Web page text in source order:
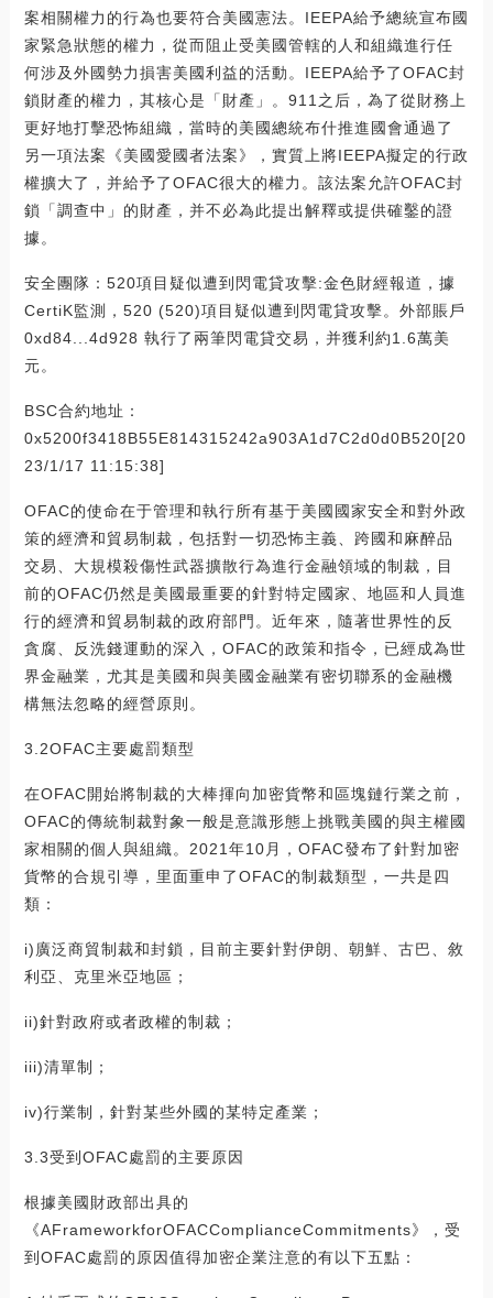
案相關權力的行為也要符合美國憲法。IEEPA給予總統宣布國
家緊急狀態的權力，從而阻止受美國管轄的人和組織進行任
何涉及外國勢力損害美國利益的活動。IEEPA給予了OFAC封
鎖財產的權力，其核心是「財產」。911之后，為了從財務上
更好地打擊恐怖組織，當時的美國總統布什推進國會通過了
另一項法案《美國愛國者法案》，實質上將IEEPA擬定的行政
權擴大了，并給予了OFAC很大的權力。該法案允許OFAC封
鎖「調查中」的財產，并不必為此提出解釋或提供確鑿的證
據。
安全團隊：520項目疑似遭到閃電貸攻擊:金色財經報道，據
CertiK監測，520 (520)項目疑似遭到閃電貸攻擊。外部賬戶
0xd84...4d928 執行了兩筆閃電貸交易，并獲利約1.6萬美
元。
BSC合約地址：
0x5200f3418B55E814315242a903A1d7C2d0d0B520[20
23/1/17 11:15:38]
OFAC的使命在于管理和執行所有基于美國國家安全和對外政
策的經濟和貿易制裁，包括對一切恐怖主義、跨國和麻醉品
交易、大規模殺傷性武器擴散行為進行金融領域的制裁，目
前的OFAC仍然是美國最重要的針對特定國家、地區和人員進
行的經濟和貿易制裁的政府部門。近年來，隨著世界性的反
貪腐、反洗錢運動的深入，OFAC的政策和指令，已經成為世
界金融業，尤其是美國和與美國金融業有密切聯系的金融機
構無法忽略的經營原則。
3.2OFAC主要處罰類型
在OFAC開始將制裁的大棒揮向加密貨幣和區塊鏈行業之前，
OFAC的傳統制裁對象一般是意識形態上挑戰美國的與主權國
家相關的個人與組織。2021年10月，OFAC發布了針對加密
貨幣的合規引導，里面重申了OFAC的制裁類型，一共是四
類：
i)廣泛商貿制裁和封鎖，目前主要針對伊朗、朝鮮、古巴、敘
利亞、克里米亞地區；
ii)針對政府或者政權的制裁；
iii)清單制；
iv)行業制，針對某些外國的某特定產業；
3.3受到OFAC處罰的主要原因
根據美國財政部出具的
《AFrameworkforOFACComplianceCommitments》，受
到OFAC處罰的原因值得加密企業注意的有以下五點：